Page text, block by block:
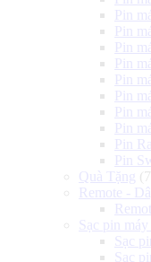
Pin
Pin
Pin
Pin
Pin
Pin
Pin
Pin
Pin
Pin
Quà Tặng
Remote -
Sạc pin máy
Sạc
Sạc